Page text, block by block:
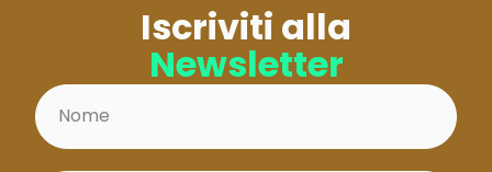
Iscriviti alla
Newsletter